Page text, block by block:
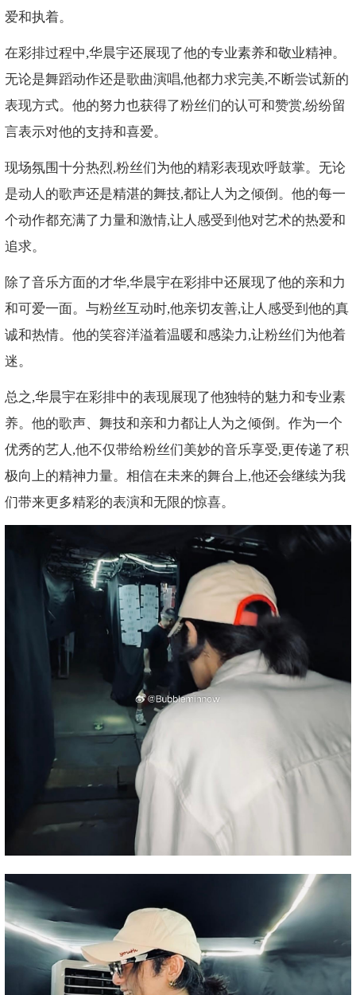
爱和执着。
在彩排过程中,华晨宇还展现了他的专业素养和敬业精神。
无论是舞蹈动作还是歌曲演唱,他都力求完美,不断尝试新的
表现方式。他的努力也获得了粉丝们的认可和赞赏,纷纷留
言表示对他的支持和喜爱。
现场氛围十分热烈,粉丝们为他的精彩表现欢呼鼓掌。无论
是动人的歌声还是精湛的舞技,都让人为之倾倒。他的每一
个动作都充满了力量和激情,让人感受到他对艺术的热爱和
追求。
除了音乐方面的才华,华晨宇在彩排中还展现了他的亲和力
和可爱一面。与粉丝互动时,他亲切友善,让人感受到他的真
诚和热情。他的笑容洋溢着温暖和感染力,让粉丝们为他着
迷。
总之,华晨宇在彩排中的表现展现了他独特的魅力和专业素
养。他的歌声、舞技和亲和力都让人为之倾倒。作为一个
优秀的艺人,他不仅带给粉丝们美妙的音乐享受,更传递了积
极向上的精神力量。相信在未来的舞台上,他还会继续为我
们带来更多精彩的表演和无限的惊喜。